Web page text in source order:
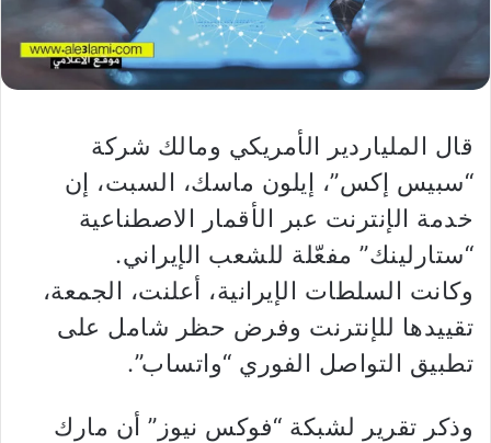
قال الملياردير الأمريكي ومالك شركة
“سبيس إكس”، إيلون ماسك، السبت، إن
خدمة الإنترنت عبر الأقمار الاصطناعية
“ستارلينك” مفعّلة للشعب الإيراني.
وكانت السلطات الإيرانية، أعلنت، الجمعة،
تقييدها للإنترنت وفرض حظر شامل على
تطبيق التواصل الفوري “واتساب”.
وذكر تقرير لشبكة “فوكس نيوز” أن مارك